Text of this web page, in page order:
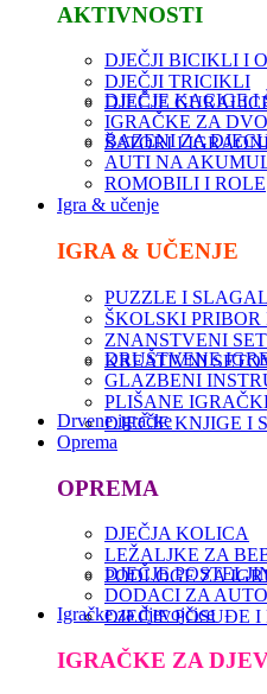
AKTIVNOSTI
DJEČJI BICIKLI I
DJEČJI TRICIKLI
DJEČJE
DJEČJE KACIGE I
IGRAČKE ZA
ŠATORI I
BAZENI ZA
AUTI NA
ROMOBILI I ROLE
Igra & učenje
IGRA & UČENJE
PUZZLE I
ŠKOLSKI PRIBOR
ZNANSTVENI
KREATIVNI
DRUŠTVENE
GLAZBENI
PLIŠANE
DJEČJE KNJIGE I
Drvene igračke
Oprema
OPREMA
DJEČJA KOLICA
LEŽALJKE ZA
PODLOGE ZA
DJEČJE
DODACI ZA AUTO
DJEČJE POSUĐE I
Igračke za djevojčice
IGRAČKE ZA